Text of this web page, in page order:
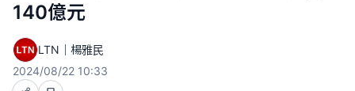
140億元
LTN｜楊雅民
2024/08/22 10:33